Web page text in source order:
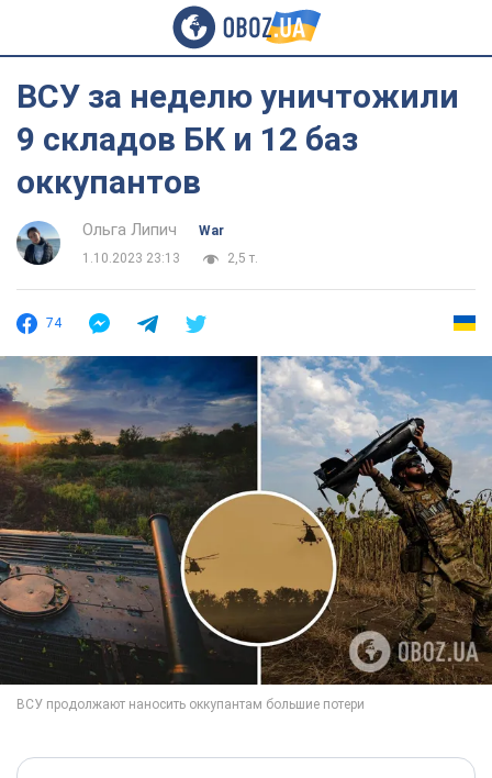
ВСУ за неделю уничтожили
9 складов БК и 12 баз
оккупантов
Ольга Липич
War
1.10.2023 23:13
2,5 т.
74